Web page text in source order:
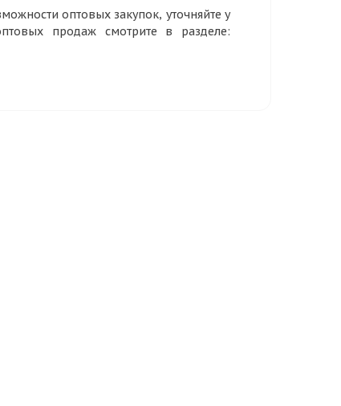
оптовых закупок, уточняйте у
продаж смотрите в разделе: